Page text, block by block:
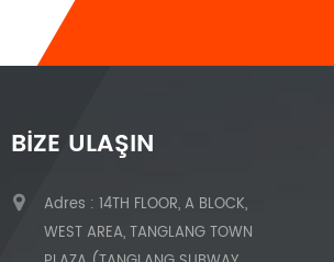
BIZE ULAŞIN
Adres : 14TH FLOOR, A BLOCK,
WEST AREA, TANGLANG TOWN